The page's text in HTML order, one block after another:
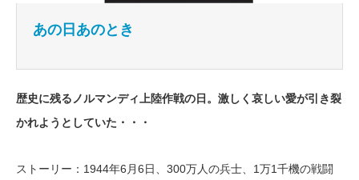
あの日あのとき
歴史に残るノルマンディ上陸作戦の日。激しく哀しい愛が引き裂
かれようとしていた・・・
ストーリー：1944年6月6日、300万人の兵士、1万1千機の戦闘